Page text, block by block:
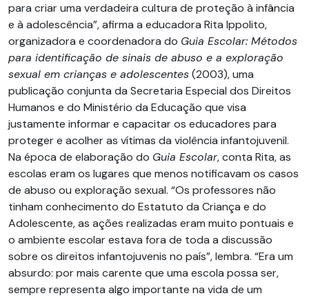
para criar uma verdadeira cultura de proteção à infância
e à adolescência”, afirma a educadora Rita Ippolito,
organizadora e coordenadora do Guia Escolar: Métodos
para identificação de sinais de abuso e a exploração
sexual em crianças e adolescentes(2003), uma
publicação conjunta da Secretaria Especial dos Direitos
Humanos e do Ministério da Educação que visa
justamente informar e capacitar os educadores para
proteger e acolher as vítimas da violência infantojuvenil.
Na época de elaboração do Guia Escolar, conta Rita, as
escolas eram os lugares que menos notificavam os casos
de abuso ou exploração sexual. “Os professores não
tinham conhecimento do Estatuto da Criança e do
Adolescente, as ações realizadas eram muito pontuais e
o ambiente escolar estava fora de toda a discussão
sobre os direitos infantojuvenis no país”, lembra. “Era um
absurdo: por mais carente que uma escola possa ser,
sempre representa algo importante na vida de um